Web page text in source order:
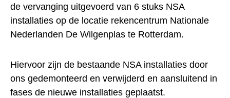
de vervanging uitgevoerd van 6 stuks NSA
installaties op de locatie rekencentrum Nationale
Nederlanden De Wilgenplas te Rotterdam.
Hiervoor zijn de bestaande NSA installaties door
ons gedemonteerd en verwijderd en aansluitend in
fases de nieuwe installaties geplaatst.